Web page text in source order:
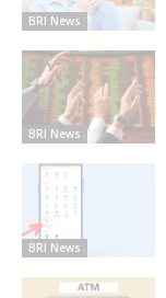
BRI News
BRI News
BRI News